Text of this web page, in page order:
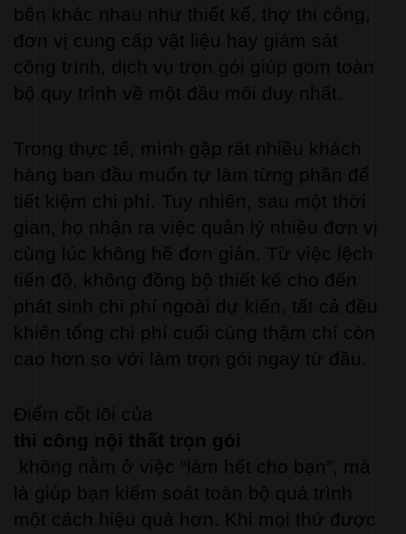
bên khác nhau như thiết kế, thợ thi công,
đơn vị cung cấp vật liệu hay giám sát
công trình, dịch vụ trọn gói giúp gom toàn
bộ quy trình về một đầu mối duy nhất.
Trong thực tế, mình gặp rất nhiều khách
hàng ban đầu muốn tự làm từng phần để
tiết kiệm chi phí. Tuy nhiên, sau một thời
gian, họ nhận ra việc quản lý nhiều đơn vị
cùng lúc không hề đơn giản. Từ việc lệch
tiến độ, không đồng bộ thiết kế cho đến
phát sinh chi phí ngoài dự kiến, tất cả đều
khiến tổng chi phí cuối cùng thậm chí còn
cao hơn so với làm trọn gói ngay từ đầu.
Điểm cốt lõi của
thi công nội thất trọn gói
là giúp bạn kiểm soát toàn bộ quá trình
một cách hiệu quả hơn. Khi mọi thứ được